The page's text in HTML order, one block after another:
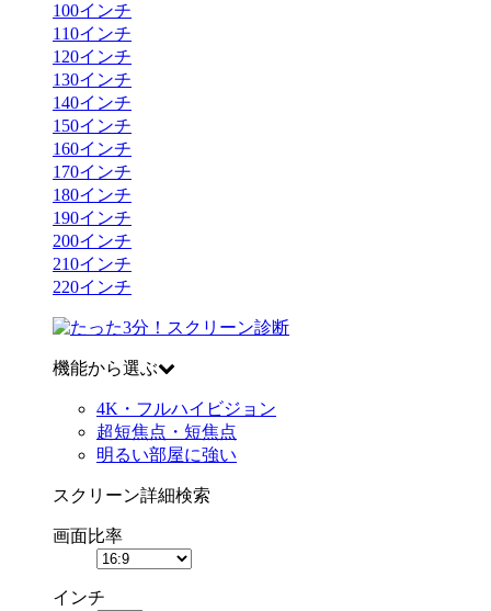
100インチ
110インチ
120インチ
130インチ
140インチ
150インチ
160インチ
170インチ
180インチ
190インチ
200インチ
210インチ
220インチ
機能から選ぶ
4K・フルハイビジョン
超短焦点・短焦点
明るい部屋に強い
スクリーン詳細検索
画面比率
インチ